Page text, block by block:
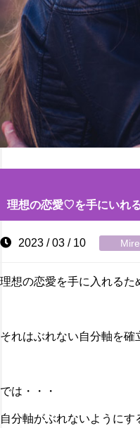
理想の恋愛♡を手にいれ
2023 / 03 / 10
理想の恋愛を手に入れるた
それはぶれない自分軸を確
では・・・
自分軸がぶれないようにす